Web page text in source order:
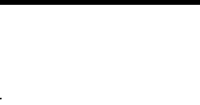
.